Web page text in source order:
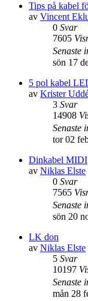
Tips på kabel
av Vincent
0 Svar
7605
Senaste
sön 17
5 pol kabel
av Krister
3 Svar
14908
Senaste
tor 02
Dinkabel MIDI
av Niklas Elste
0 Svar
7565
Senaste
sön 20
LK don
av Niklas Elste
5 Svar
10197
Senaste
mån 28